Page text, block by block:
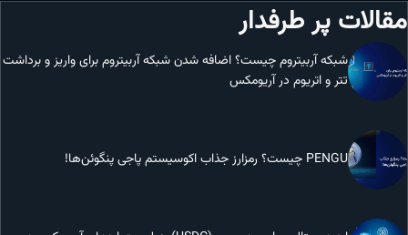
مقالات پر طرفدار
شبکه آربیتروم چیست؟ اضافه شدن شبکه آربیتروم برای واریز و برداشت
تتر و اتریوم در آریومکس
PENGU چیست؟ رمزارز جذاب اکوسیستم پاجی پنگوئن‌ها!